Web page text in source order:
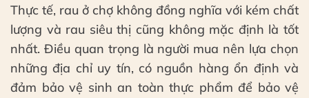
Thực tế, rau ở chợ không đồng nghĩa với kém chất
lượng và rau siêu thị cũng không mặc định là tốt
nhất. Điều quan trọng là người mua nên lựa chọn
những địa chỉ uy tín, có nguồn hàng ổn định và
đảm bảo vệ sinh an toàn thực phẩm để bảo vệ